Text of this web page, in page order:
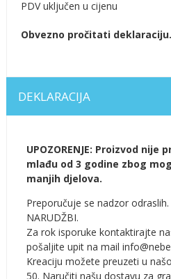
PDV uključen u cijenu
Obvezno pročitati deklaraciju.
DEKLARACIJA
UPOZORENJE: Proizvod nije
mlađu od 3 godine zbog
manjih djelova.
Preporučuje se nadzor
NARUDŽBI.
Za rok isporuke kontaktirajte
pošaljite upit na mail
Kreaciju možete preuzeti u
50. Naručiti našu dostavu za